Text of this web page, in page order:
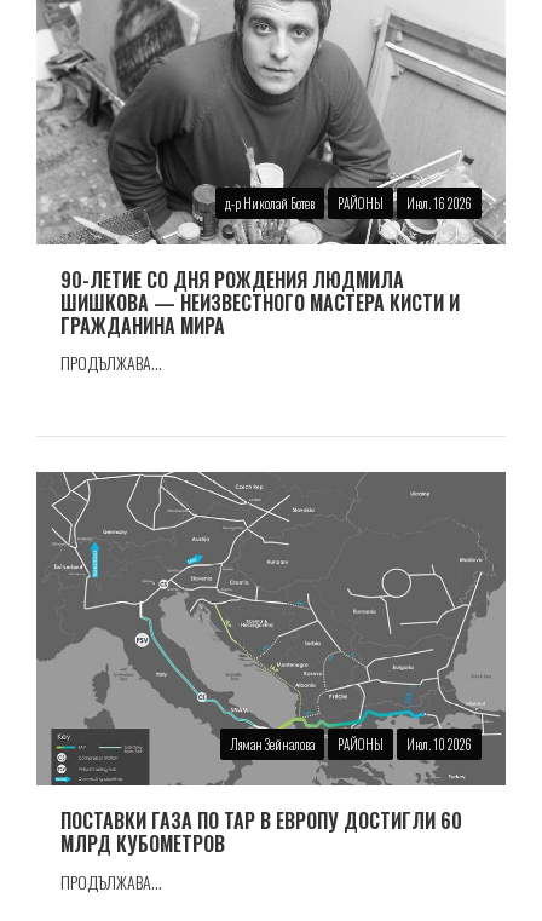
д-р Николай Ботев РАЙОНЫ Июл. 16 2026
90-ЛЕТИЕ СО ДНЯ РОЖДЕНИЯ ЛЮДМИЛА
ШИШКОВА — НЕИЗВЕСТНОГО МАСТЕРА КИСТИ И
ГРАЖДАНИНА МИРА
ПРОДЪЛЖАВА...
Ляман Зейналова РАЙОНЫ Июл. 10 2026
ПОСТАВКИ ГАЗА ПО TAP В ЕВРОПУ ДОСТИГЛИ 60
МЛРД КУБОМЕТРОВ
ПРОДЪЛЖАВА...